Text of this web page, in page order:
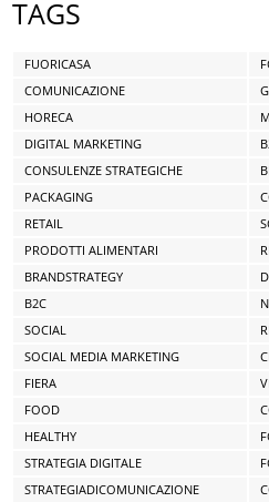
TAGS
FUORICASA
COMUNICAZIONE
HORECA
DIGITAL MARKETING
CONSULENZE STRATEGICHE
PACKAGING
RETAIL
PRODOTTI ALIMENTARI
BRANDSTRATEGY
B2C
SOCIAL
SOCIAL MEDIA MARKETING
FIERA
FOOD
HEALTHY
STRATEGIA DIGITALE
STRATEGIADICOMUNICAZIONE